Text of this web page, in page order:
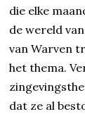
die elke
de wereld
van Warven
het thema.
dat ze al